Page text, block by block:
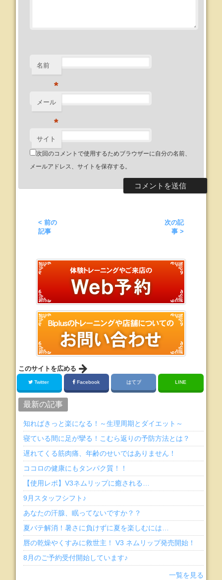
名前
*
メール
*
サイト
次回のコメントで使用するためブラウザーに自分の名前、
メールアドレス、サイトを保存する。
< 前の
記事
次の記
事 >
このサイトを広める
Twitter Facebook はてブ LINE
最新の記事
知ればきっと楽になる！～生理周期とダイエット～
寝ている間に足が攣る！こむら返りの予防方法とは？
遅れてくる筋肉痛、年齢のせいではありません！
ココロの健康にもタンパク質！！
【使用レポ】V3ネムリップに癒される…
9月スタッフシフト♪
あなたの汗腺、眠ってないですか？？
夏バテ解消！暑さに負けずに夏を楽しむには…
唇の乾燥やくすみに救世主！ V3 ネムリップ発売開始！
8月のご予約受付開始しています♪
一覧を見る